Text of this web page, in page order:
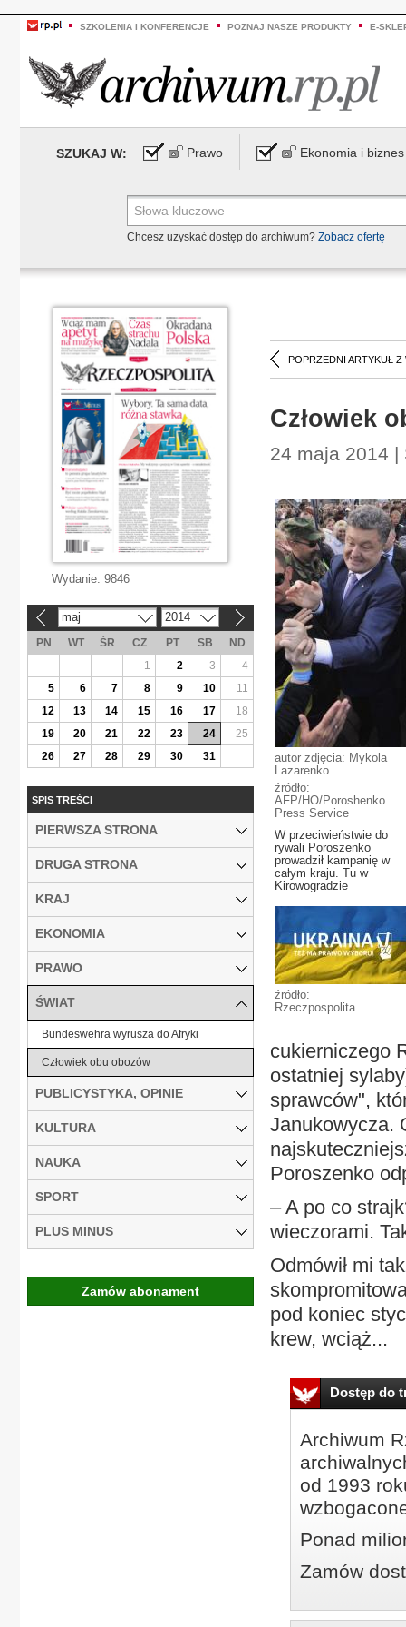
SZKOLENIA I KONFERENCJE POZNAJ NASZE PRODUKTY E-
SZUKAJ W: Prawo Ekonomia i biznes
Chcesz uzyskać dostęp do archiwum? Zobacz ofertę
POPRZEDNI ARTYKUŁ Z
Człowiek
24 maja 2014 |
autor zdjęcia: Mykola
Lazarenko
źródło:
AFP/HO/Poroshenko
Press Service
W przeciwieństwie do
rywali Poroszenko
prowadził kampanię w
całym kraju. Tu w
Kirowogradzie
źródło:
Rzeczpospolita
cukierniczego
ostatniej
sprawców",
Janukowycza.
Poroszenko
– A po co
wieczorami.
Odmówił mi
pod koniec
krew, wciąż...
Dostęp do
Archiwum
od 1993
Ponad
Zamów
Wydanie: 9846
maj 2014
PN WT ŚR CZ PT SB
ND
1
2 3
4
5
6 7 8 9 10
11
12
13 14 15 16 17
18
19
20 21 22 23 24
25
26
27 28 29 30 31
SPIS TREŚCI
PIERWSZA STRONA
DRUGA STRONA
KRAJ
EKONOMIA
PRAWO
ŚWIAT
Bundeswehra wyrusza do Afryki
Człowiek obu obozów
PUBLICYSTYKA, OPINIE
KULTURA
NAUKA
SPORT
PLUS MINUS
Zamów abonament